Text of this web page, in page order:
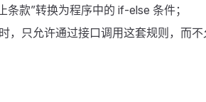
条款”转换为程序中的 if-else 条件；
，只允许通过接口调用这套规则，而不